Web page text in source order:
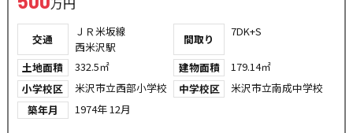
交通
ＪＲ米坂線
西米沢駅
間取り
7DK+S
土地面積 332.5㎡ 建物面積
179.14㎡
小学校区
米沢市立西部小学校 中学校区
米沢市立南成中学校
築年月
1974年 12月